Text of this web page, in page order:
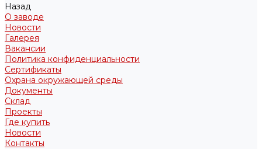
Назад
О заводе
Новости
Галерея
Вакансии
Политика конфиденциальности
Сертификаты
Охрана окружающей среды
Документы
Склад
Проекты
Где купить
Новости
Контакты